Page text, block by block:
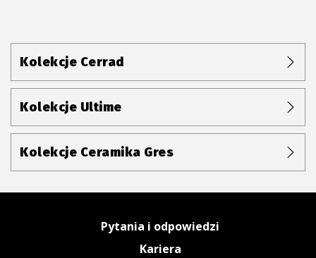
Kolekcje Cerrad
Kolekcje Ultime
Kolekcje Ceramika Gres
Pytania i odpowiedzi
Kariera